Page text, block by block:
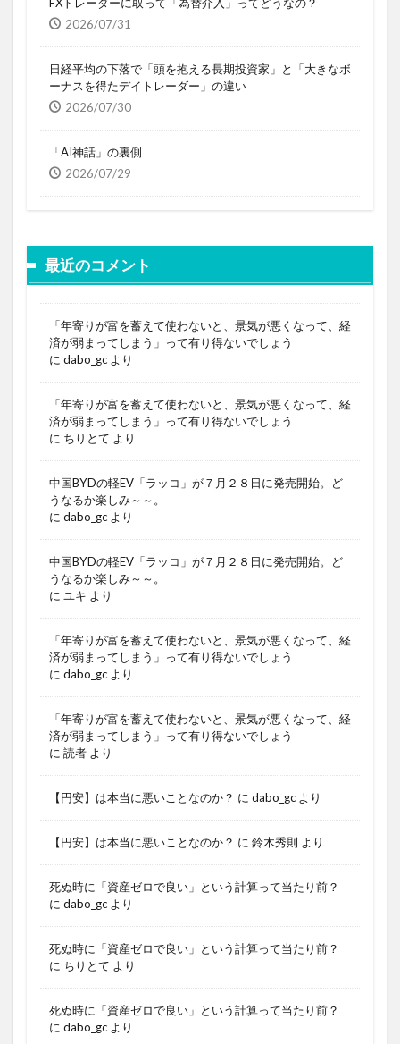
FXトレーダーに取って「為替介入」ってどうなの？
2026/07/31
日経平均の下落で「頭を抱える長期投資家」と「大きなボ
ーナスを得たデイトレーダー」の違い
2026/07/30
「AI神話」の裏側
2026/07/29
最近のコメント
「年寄りが富を蓄えて使わないと、景気が悪くなって、経
済が弱まってしまう」って有り得ないでしょう
に dabo_gc より
「年寄りが富を蓄えて使わないと、景気が悪くなって、経
済が弱まってしまう」って有り得ないでしょう
に ちりとて より
中国BYDの軽EV「ラッコ」が７月２８日に発売開始。ど
うなるか楽しみ～～。
に dabo_gc より
中国BYDの軽EV「ラッコ」が７月２８日に発売開始。ど
うなるか楽しみ～～。
に ユキ より
「年寄りが富を蓄えて使わないと、景気が悪くなって、経
済が弱まってしまう」って有り得ないでしょう
に dabo_gc より
「年寄りが富を蓄えて使わないと、景気が悪くなって、経
済が弱まってしまう」って有り得ないでしょう
に 読者 より
【円安】は本当に悪いことなのか？ に dabo_gc より
【円安】は本当に悪いことなのか？ に 鈴木秀則 より
死ぬ時に「資産ゼロで良い」という計算って当たり前？
に dabo_gc より
死ぬ時に「資産ゼロで良い」という計算って当たり前？
に ちりとて より
死ぬ時に「資産ゼロで良い」という計算って当たり前？
に dabo_gc より